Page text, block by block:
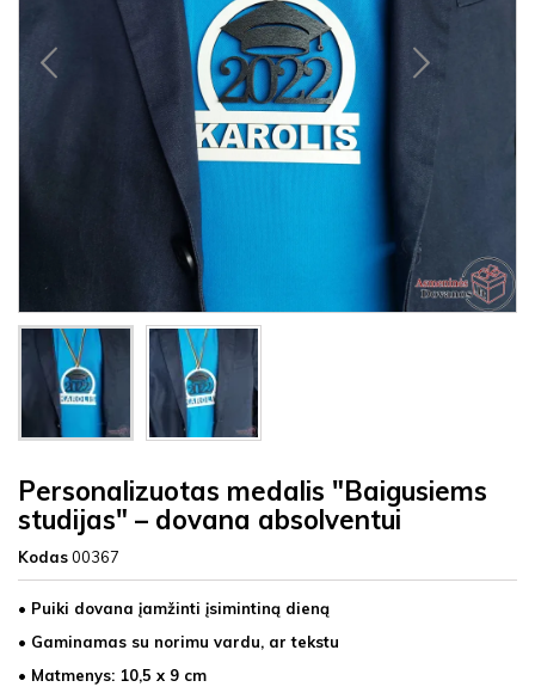
Personalizuotas medalis "Baigusiems
studijas" – dovana absolventui
Kodas00367
• Puiki dovana įamžinti įsimintiną dieną
• Gaminamas su norimu vardu, ar tekstu
• Matmenys: 10,5 x 9 cm